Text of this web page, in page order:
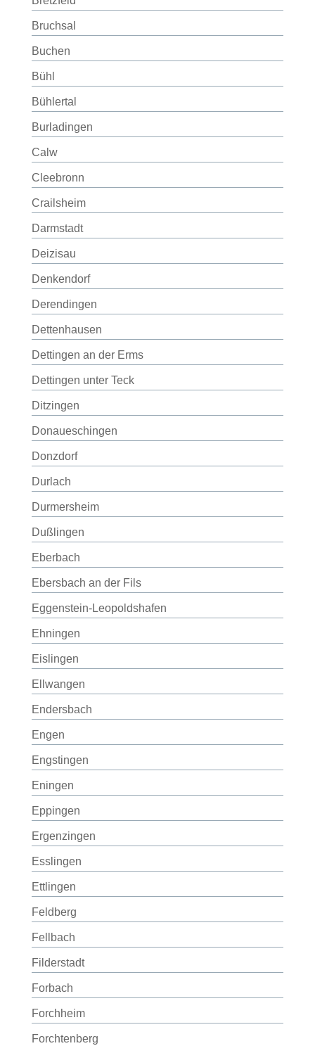
Bruchsal
Buchen
Bühl
Bühlertal
Burladingen
Calw
Cleebronn
Crailsheim
Darmstadt
Deizisau
Denkendorf
Derendingen
Dettenhausen
Dettingen an der Erms
Dettingen unter Teck
Ditzingen
Donaueschingen
Donzdorf
Durlach
Durmersheim
Dußlingen
Eberbach
Ebersbach an der Fils
Eggenstein-Leopoldshafen
Ehningen
Eislingen
Ellwangen
Endersbach
Engen
Engstingen
Eningen
Eppingen
Ergenzingen
Esslingen
Ettlingen
Feldberg
Fellbach
Filderstadt
Forbach
Forchheim
Forchtenberg